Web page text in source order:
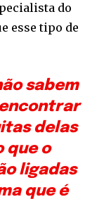
do
esse tipo de
sabem
delas
que o
ligadas
que é